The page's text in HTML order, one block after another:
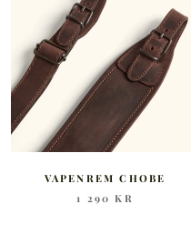
VAPENREM CHOBE
1 290 KR